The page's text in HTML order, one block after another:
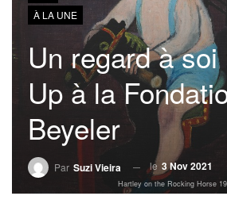
À LA UNE
Un regard à
Up à la
Beyeler
Par Suzi Vieira le 3 Nov 2021
Hartley on the Rocking Horse